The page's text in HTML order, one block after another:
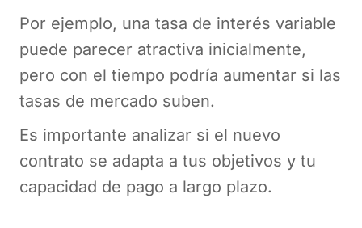
Por ejemplo, una tasa de interés variable
puede parecer atractiva inicialmente,
pero con el tiempo podría aumentar si las
tasas de mercado suben.
Es importante analizar si el nuevo
contrato se adapta a tus objetivos y tu
capacidad de pago a largo plazo.